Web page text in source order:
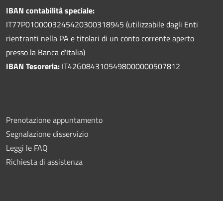
IBAN contabilità speciale:
IT77P0100003245420300318945 (utilizzabile dagli Enti
rientranti nella PA e titolari di un conto corrente aperto
presso la Banca d'Italia)
IBAN Tesoreria: IT42G0843105498000000507812
Prenotazione appuntamento
Segnalazione disservizio
Leggi le FAQ
Richiesta di assistenza